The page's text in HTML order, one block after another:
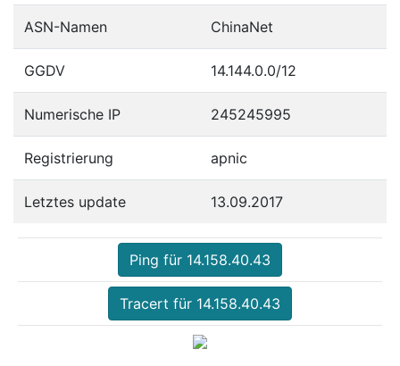
ASN-Namen ChinaNet
GGDV 14.144.0.0/12
Numerische IP 245245995
Registrierung apnic
Letztes update 13.09.2017
Ping für 14.158.40.43
Tracert für 14.158.40.43